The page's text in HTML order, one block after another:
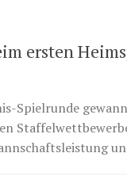
ersten
Spielrunde